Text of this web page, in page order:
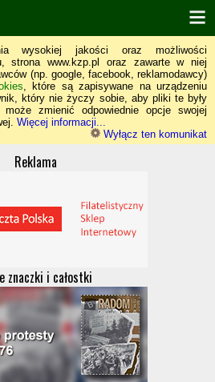
wysokiej jakości oraz możliwości
strona www.kzp.pl oraz zawarte w niej
(np. google, facebook, reklamodawcy)
, które są zapisywane na urządzeniu
który nie życzy sobie, aby pliki te były
zmienić odpowiednie opcje swojej
Więcej informacji...
Wyłącz ten komunikat
Reklama
znaczki i całostki